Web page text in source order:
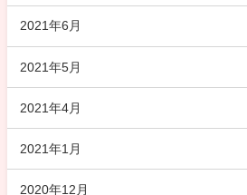
2021年6月
2021年5月
2021年4月
2021年1月
2020年12月